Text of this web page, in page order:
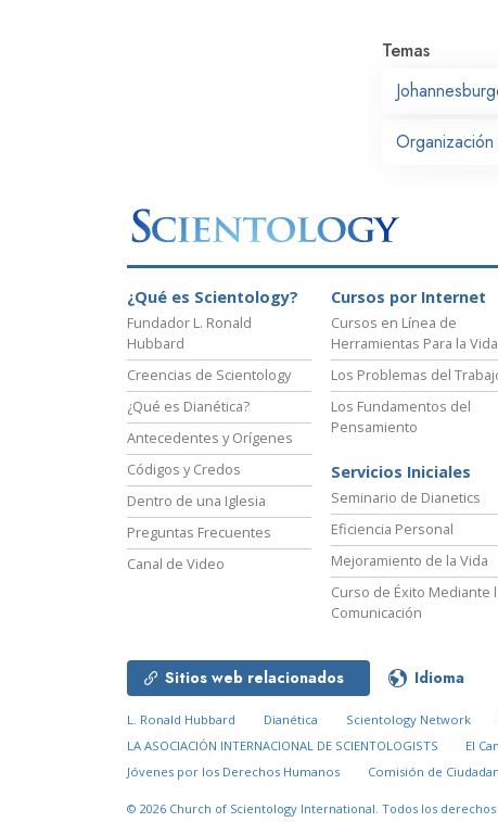
Temas
¿Qué es Scientology?
Fundador L. Ronald
Hubbard
Creencias de Scientology
¿Qué es Dianética?
Antecedentes y Orígenes
Códigos y Credos
Dentro de una Iglesia
Preguntas Frecuentes
Canal de Video
Cursos por Internet
Cursos en Línea de
Herramientas Para la Vida
Los Problemas del
Los Fundamentos del
Pensamiento
Servicios Iniciales
Seminario de Dianetics
Eficiencia Personal
Mejoramiento de la Vida
Curso de Éxito Mediante
Comunicación
Sitios web relacionados Idioma
L. Ronald Hubbard Dianética Scientology Network
LA ASOCIACIÓN INTERNACIONAL DE SCIENTOLOGISTS
El
Jóvenes por los Derechos Humanos
Comisión de
© 2026 Church of Scientology International. Todos los